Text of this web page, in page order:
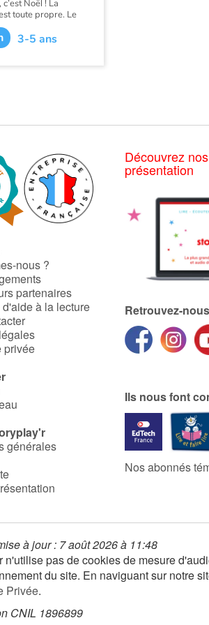
Noël ! La
toute propre. Le
prêt. Le sapin est
c’est
non, quelqu’un a
3-5 ans
nous ?
partenaires
à la lecture
privée
générales
Découvrez
présentation
Retrouvez-
Ils nous font
Nos abonnés
à jour : 7 août 2026 à 11:48
n'utilise pas de cookies de mesure
du site. En naviguant sur notre
Privée.
CNIL 1896899